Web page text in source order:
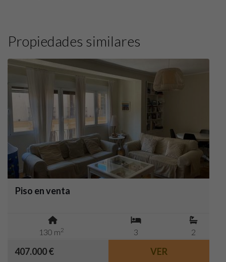
Propiedades similares
Piso en venta
130 m2 3 2
407.000 € VER